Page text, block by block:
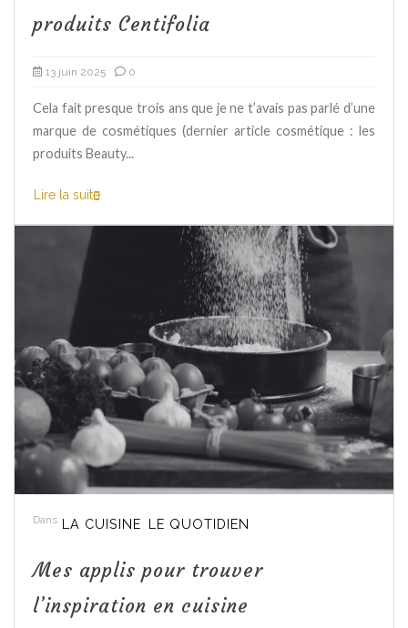
produits Centifolia
13 juin 2025 0
Cela fait presque trois ans que je ne t’avais pas parlé d’une
marque de cosmétiques (dernier article cosmétique : les
produits Beauty...
Lire la suite
Dans LA CUISINE LE QUOTIDIEN
Mes applis pour trouver
l’inspiration en cuisine